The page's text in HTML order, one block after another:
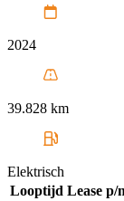
2024
39.828 km
Elektrisch
Looptijd Lease p/